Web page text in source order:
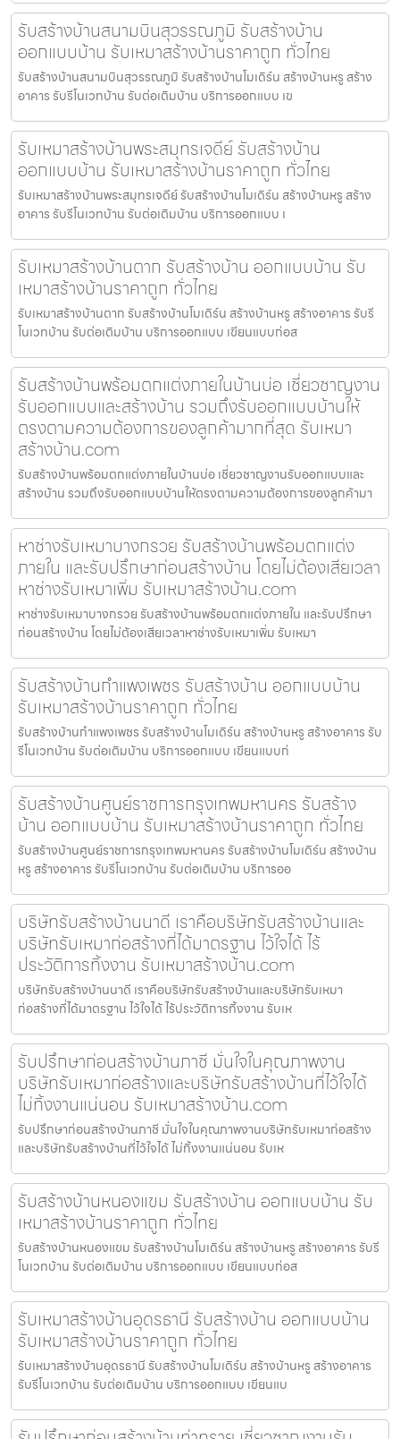
รับสร้างบ้านสนามบินสุวรรณภูมิ รับสร้างบ้าน
ออกแบบบ้าน รับเหมาสร้างบ้านราคาถูก ทั่วไทย
รับสร้างบ้านสนามบินสุวรรณภูมิ รับสร้างบ้านโมเดิร์น สร้างบ้านหรู สร้าง
อาคาร รับรีโนเวทบ้าน รับต่อเติมบ้าน บริการออกแบบ เข
รับเหมาสร้างบ้านพระสมุทรเจดีย์ รับสร้างบ้าน
ออกแบบบ้าน รับเหมาสร้างบ้านราคาถูก ทั่วไทย
รับเหมาสร้างบ้านพระสมุทรเจดีย์ รับสร้างบ้านโมเดิร์น สร้างบ้านหรู สร้าง
อาคาร รับรีโนเวทบ้าน รับต่อเติมบ้าน บริการออกแบบ เ
รับเหมาสร้างบ้านตาก รับสร้างบ้าน ออกแบบบ้าน รับ
เหมาสร้างบ้านราคาถูก ทั่วไทย
รับเหมาสร้างบ้านตาก รับสร้างบ้านโมเดิร์น สร้างบ้านหรู สร้างอาคาร รับรี
โนเวทบ้าน รับต่อเติมบ้าน บริการออกแบบ เขียนแบบก่อส
รับสร้างบ้านพร้อมตกแต่งภายในบ้านบ่อ เชี่ยวชาญงาน
รับออกแบบและสร้างบ้าน รวมถึงรับออกแบบบ้านให้
ตรงตามความต้องการของลูกค้ามากที่สุด รับเหมา
สร้างบ้าน.com
รับสร้างบ้านพร้อมตกแต่งภายในบ้านบ่อ เชี่ยวชาญงานรับออกแบบและ
สร้างบ้าน รวมถึงรับออกแบบบ้านให้ตรงตามความต้องการของลูกค้ามา
หาช่างรับเหมาบางกรวย รับสร้างบ้านพร้อมตกแต่ง
ภายใน และรับปรึกษาก่อนสร้างบ้าน โดยไม่ต้องเสียเวลา
หาช่างรับเหมาเพิ่ม รับเหมาสร้างบ้าน.com
หาช่างรับเหมาบางกรวย รับสร้างบ้านพร้อมตกแต่งภายใน และรับปรึกษา
ก่อนสร้างบ้าน โดยไม่ต้องเสียเวลาหาช่างรับเหมาเพิ่ม รับเหมา
รับสร้างบ้านกำแพงเพชร รับสร้างบ้าน ออกแบบบ้าน
รับเหมาสร้างบ้านราคาถูก ทั่วไทย
รับสร้างบ้านกำแพงเพชร รับสร้างบ้านโมเดิร์น สร้างบ้านหรู สร้างอาคาร รับ
รีโนเวทบ้าน รับต่อเติมบ้าน บริการออกแบบ เขียนแบบก่
รับสร้างบ้านศูนย์ราชการกรุงเทพมหานคร รับสร้าง
บ้าน ออกแบบบ้าน รับเหมาสร้างบ้านราคาถูก ทั่วไทย
รับสร้างบ้านศูนย์ราชการกรุงเทพมหานคร รับสร้างบ้านโมเดิร์น สร้างบ้าน
หรู สร้างอาคาร รับรีโนเวทบ้าน รับต่อเติมบ้าน บริการออ
บริษัทรับสร้างบ้านนาดี เราคือบริษัทรับสร้างบ้านและ
บริษัทรับเหมาก่อสร้างที่ได้มาตรฐาน ไว้ใจได้ ไร้
ประวัติการทิ้งงาน รับเหมาสร้างบ้าน.com
บริษัทรับสร้างบ้านนาดี เราคือบริษัทรับสร้างบ้านและบริษัทรับเหมา
ก่อสร้างที่ได้มาตรฐาน ไว้ใจได้ ไร้ประวัติการทิ้งงาน รับเห
รับปรึกษาก่อนสร้างบ้านภาชี มั่นใจในคุณภาพงาน
บริษัทรับเหมาก่อสร้างและบริษัทรับสร้างบ้านที่ไว้ใจได้
ไม่ทิ้งงานแน่นอน รับเหมาสร้างบ้าน.com
รับปรึกษาก่อนสร้างบ้านภาชี มั่นใจในคุณภาพงานบริษัทรับเหมาก่อสร้าง
และบริษัทรับสร้างบ้านที่ไว้ใจได้ ไม่ทิ้งงานแน่นอน รับเห
รับสร้างบ้านหนองแขม รับสร้างบ้าน ออกแบบบ้าน รับ
เหมาสร้างบ้านราคาถูก ทั่วไทย
รับสร้างบ้านหนองแขม รับสร้างบ้านโมเดิร์น สร้างบ้านหรู สร้างอาคาร รับรี
โนเวทบ้าน รับต่อเติมบ้าน บริการออกแบบ เขียนแบบก่อส
รับเหมาสร้างบ้านอุดรธานี รับสร้างบ้าน ออกแบบบ้าน
รับเหมาสร้างบ้านราคาถูก ทั่วไทย
รับเหมาสร้างบ้านอุดรธานี รับสร้างบ้านโมเดิร์น สร้างบ้านหรู สร้างอาคาร
รับรีโนเวทบ้าน รับต่อเติมบ้าน บริการออกแบบ เขียนแบ